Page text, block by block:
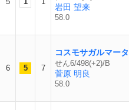
岩田 望来
58.0
6 5 7
コスモサガルマータ
せん6/498(+2)/B
菅原 明良
58.0